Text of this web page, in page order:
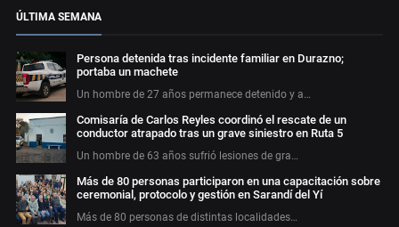
ÚLTIMA SEMANA
Persona detenida tras incidente familiar en Durazno;
portaba un machete
Un hombre de 27 años permanece detenido y a…
Comisaría de Carlos Reyles coordinó el rescate de un
conductor atrapado tras un grave siniestro en Ruta 5
Un hombre de 63 años sufrió lesiones de gra…
Más de 80 personas participaron en una capacitación sobre
ceremonial, protocolo y gestión en Sarandí del Yí
Más de 80 personas de distintas localidades…